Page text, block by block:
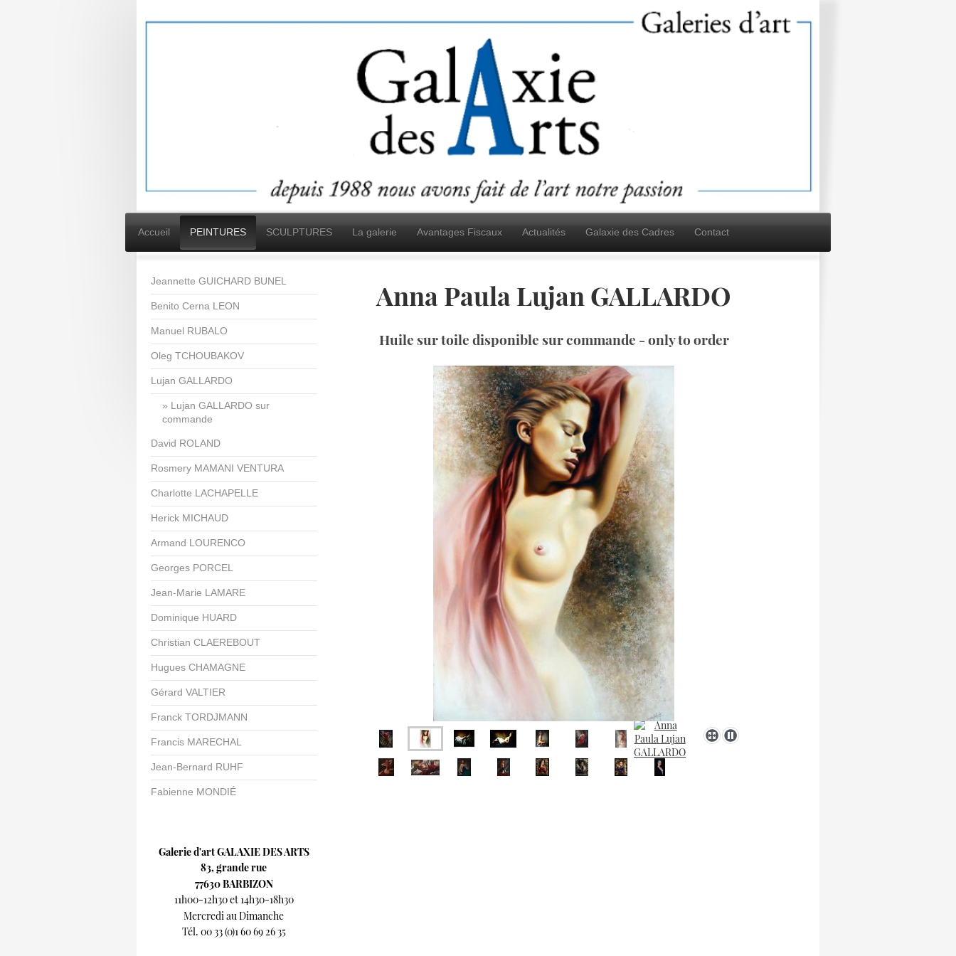
Accueil PEINTURES SCULPTURES La galerie Avantages Fiscaux Actualités Galaxie des Cadres Contact
Anna Paula Lujan GALLARDO
Huile sur toile disponible sur commande - only to order
Jeannette GUICHARD BUNEL
Benito Cerna LEON
Manuel RUBALO
Oleg TCHOUBAKOV
Lujan GALLARDO
Lujan GALLARDO sur
commande
David ROLAND
Rosmery MAMANI VENTURA
Charlotte LACHAPELLE
Herick MICHAUD
Armand LOURENCO
Georges PORCEL
Jean-Marie LAMARE
Dominique HUARD
Christian CLAEREBOUT
Hugues CHAMAGNE
Gérard VALTIER
Franck TORDJMANN
Francis MARECHAL
Jean-Bernard RUHF
Fabienne MONDIÉ
Galerie d'art GALAXIE DES ARTS
83, grande rue
77630 BARBIZON
11h00-12h30 et 14h30-18h30
Mercredi au Dimanche
Tél. 00 33 (0)1 60 69 26 35